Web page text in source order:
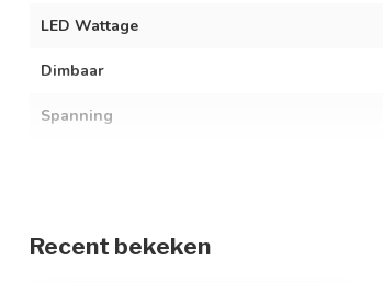
LED Wattage
Dimbaar
Spanning
Materiaal
Recent bekeken